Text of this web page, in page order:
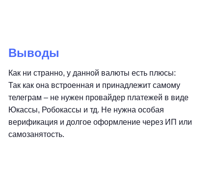
Выводы
Как ни странно, у данной валюты есть плюсы:
Так как она встроенная и принадлежит самому
телеграм – не нужен провайдер платежей в виде
Юкассы, Робокассы и тд. Не нужна особая
верификация и долгое оформление через ИП или
самозанятость.